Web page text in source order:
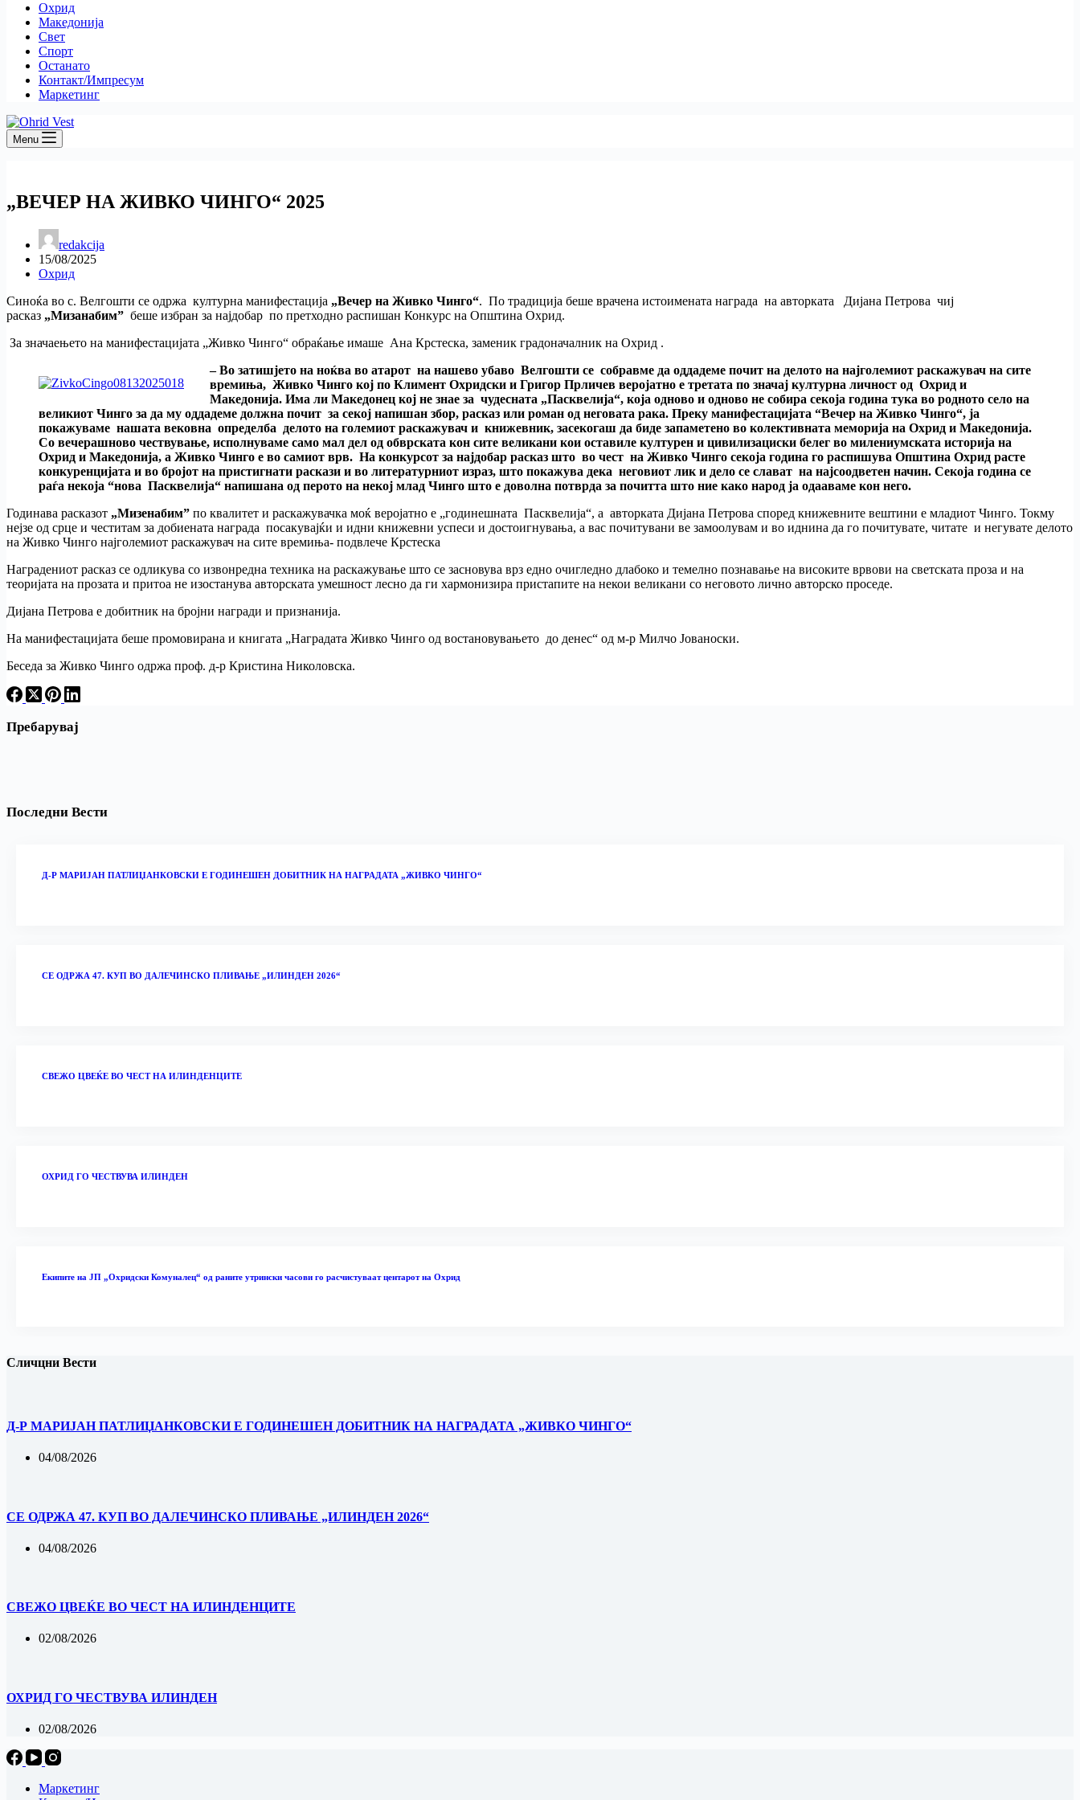
Охрид
Македонија
Свет
Спорт
Останато
Контакт/Импресум
Маркетинг
Menu
„ВЕЧЕР НА ЖИВКО ЧИНГО“ 2025
redakcija
15/08/2025
Охрид
Синоќа во с. Велгошти се одржа културна манифестација „Вечер на Живко Чинго“. По традиција беше врачена истоимената награда на авторката Дијана Петрова чиј
расказ „Мизанабим” беше избран за најдобар по претходно распишан Конкурс на Општина Охрид.
За значаењето на манифестацијата „Живко Чинго“ обраќање имаше Ана Крстеска, заменик градоначалник на Охрид .
– Во затишјето на ноќва во атарот на нашево убаво Велгошти се собравме да оддадеме почит на делото на најголемиот раскажувач на сите
времиња, Живко Чинго кој по Климент Охридски и Григор Прличев веројатно е третата по значај културна личност од Охрид и
Македонија. Има ли Македонец кој не знае за чудесната „Пасквелија“, која одново и одново не собира секоја година тука во родното село на
великиот Чинго за да му оддадеме должна почит за секој напишан збор, расказ или роман од неговата рака. Преку манифестацијата “Вечер на Живко Чинго“, ја
покажуваме нашата вековна определба делото на големиот раскажувач и книжевник, засекогаш да биде запаметено во колективната меморија на Охрид и Македонија.
Со вечерашново чествување, исполнуваме само мал дел од обврската кон сите великани кои оставиле културен и цивилизациски белег во милениумската историја на
Охрид и Македонија, а Живко Чинго е во самиот врв. На конкурсот за најдобар расказ што во чест на Живко Чинго секоја година го распишува Општина Охрид расте
конкуренцијата и во бројот на пристигнати раскази и во литературниот израз, што покажува дека неговиот лик и дело се слават на најсоодветен начин. Секоја година се
раѓа некоја “нова Пасквелија“ напишана од перото на некој млад Чинго што е доволна потврда за почитта што ние како народ ја одааваме кон него.
Годинава расказот „Мизенабим” по квалитет и раскажувачка моќ веројатно е „годинешната Пасквелија“, а авторката Дијана Петрова според книжевните вештини е младиот Чинго. Токму
нејзе од срце и честитам за добиената награда посакувајќи и идни книжевни успеси и достоигнувања, а вас почитувани ве замоолувам и во иднина да го почитувате, читате и негувате делото
на Живко Чинго најголемиот раскажувач на сите времиња- подвлече Крстеска
Наградениот расказ се одликува со извонредна техника на раскажување што се засновува врз едно очигледно длабоко и темелно познавање на високите врвови на светската проза и на
теоријата на прозата и притоа не изостанува авторската умешност лесно да ги хармонизира пристапите на некои великани со неговото лично авторско проседе.
Дијана Петрова е добитник на бројни награди и признанија.
На манифестацијата беше промовирана и книгата „Наградата Живко Чинго од востановувањето до денес“ од м-р Милчо Јованоски.
Беседа за Живко Чинго одржа проф. д-р Кристина Николовска.
Пребарувај
Последни Вести
Д-Р МАРИЈАН ПАТЛИЏАНКОВСКИ Е ГОДИНЕШЕН ДОБИТНИК НА НАГРАДАТА „ЖИВКО ЧИНГО“
СЕ ОДРЖА 47. КУП ВО ДАЛЕЧИНСКО ПЛИВАЊЕ „ИЛИНДЕН 2026“
‎СВЕЖО ЦВЕЌЕ ВО ЧЕСТ НА ИЛИНДЕНЦИТЕ
ОХРИД ГО ЧЕСТВУВА ИЛИНДЕН
Екипите на ЈП „Охридски Комуналец“ од раните утрински часови го расчистуваат центарот на Охрид
Сличцни Вести
Д-Р МАРИЈАН ПАТЛИЏАНКОВСКИ Е ГОДИНЕШЕН ДОБИТНИК НА НАГРАДАТА „ЖИВКО ЧИНГО“
04/08/2026
СЕ ОДРЖА 47. КУП ВО ДАЛЕЧИНСКО ПЛИВАЊЕ „ИЛИНДЕН 2026“
04/08/2026
‎СВЕЖО ЦВЕЌЕ ВО ЧЕСТ НА ИЛИНДЕНЦИТЕ
02/08/2026
ОХРИД ГО ЧЕСТВУВА ИЛИНДЕН
02/08/2026
Маркетинг